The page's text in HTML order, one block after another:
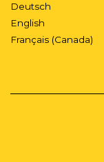
Deutsch
English
Français (Canada)